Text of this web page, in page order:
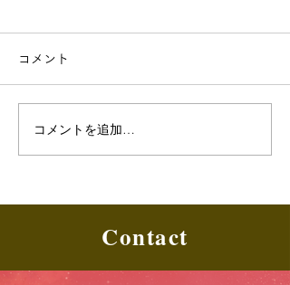
千葉県LPガス料金負担軽
せ
コメント
コメントを追加…
Contact